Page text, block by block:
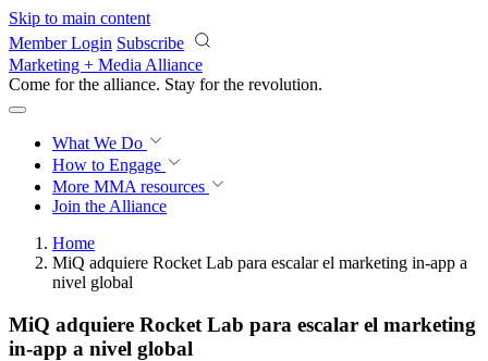
Skip to main content
Member Login Subscribe
Marketing + Media Alliance
Come for the alliance. Stay for the revolution.
What We Do
How to Engage
More MMA resources
Join the Alliance
Home
MiQ adquiere Rocket Lab para escalar el marketing in-app a
nivel global
MiQ adquiere Rocket Lab para escalar el marketing
in-app a nivel global